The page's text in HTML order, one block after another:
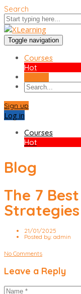
Search
Toggle navigation
Courses
Hot
Sign up
Log in
Courses
Hot
Blog
The 7
21/01/2025
Posted by: admin
No Comments
Leave a Reply